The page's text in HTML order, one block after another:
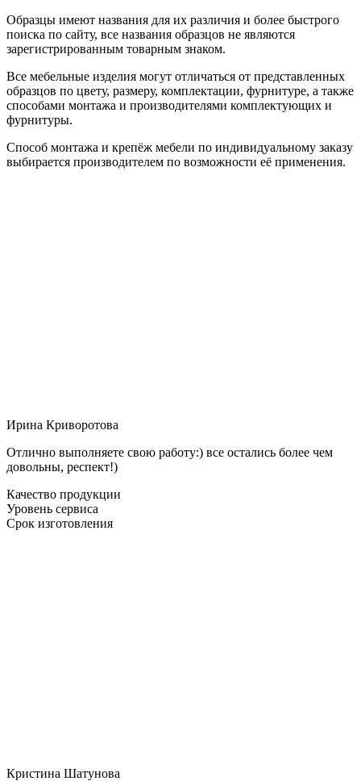
Образцы имеют названия для их различия и более быстрого
поиска по сайту, все названия образцов не являются
зарегистрированным товарным знаком.
Все мебельные изделия могут отличаться от представленных
образцов по цвету, размеру, комплектации, фурнитуре, а также
способами монтажа и производителями комплектующих и
фурнитуры.
Способ монтажа и крепёж мебели по индивидуальному заказу
выбирается производителем по возможности её применения.
Ирина Криворотова
Отлично выполняете свою работу:) все остались более чем
довольны, респект!)
Качество продукции
Уровень сервиса
Срок изготовления
Кристина Шатунова